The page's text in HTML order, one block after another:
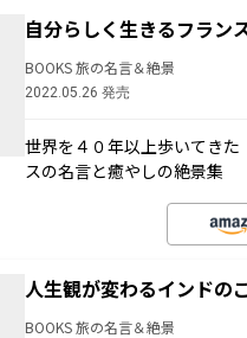
自分らしく生きるフラン
BOOKS 旅の名言＆絶景
2022.05.26 発売
世界を４０年以上歩いてき
スの名言と癒やしの絶景集
人生観が変わるインドの
BOOKS 旅の名言＆絶景